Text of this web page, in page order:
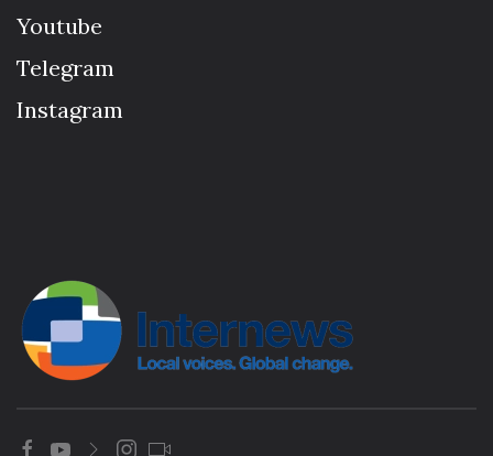
Youtube
Telegram
Instagram